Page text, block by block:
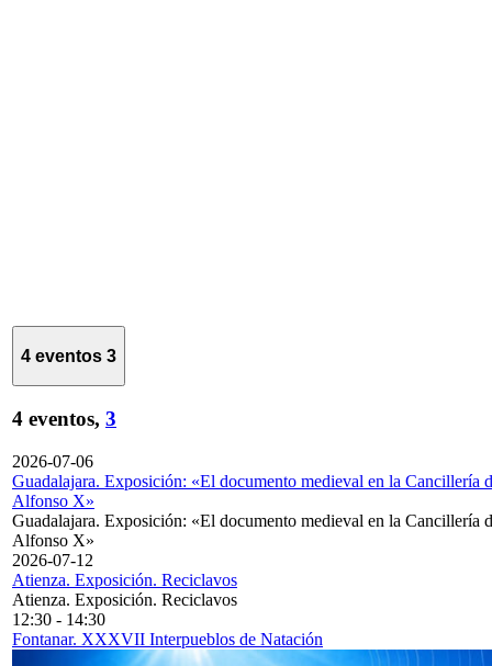
4 eventos 3
4 eventos, 3
2026-07-06
Guadalajara. Exposición: «El documento medieval en la Cancillería
Alfonso X»
Guadalajara. Exposición: «El documento medieval en la Cancillería
Alfonso X»
2026-07-12
Atienza. Exposición. Reciclavos
Atienza. Exposición. Reciclavos
12:30 - 14:30
Fontanar. XXXVII Interpueblos de Natación